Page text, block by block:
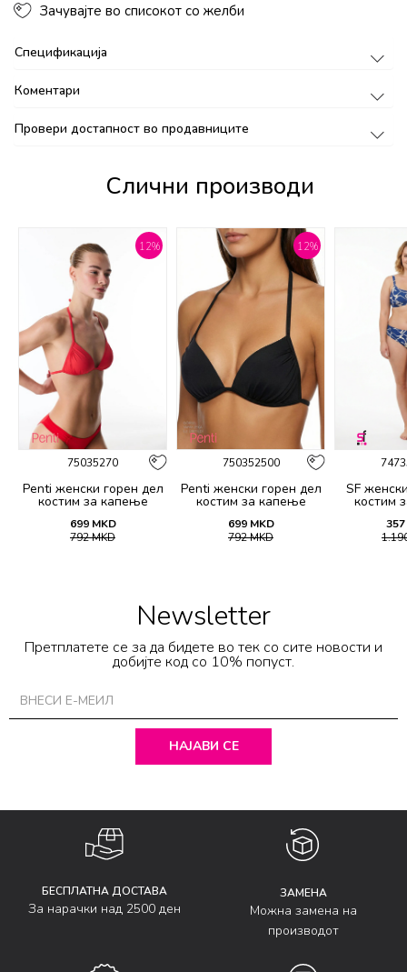
Зачувајте во списокот со желби
Спецификација
Коментари
Провери достапност во продавниците
Слични производи
12%
75035270
Penti женски горeн дел
костим за капење
TOP
699 MKD
792MKD
12%
750352500
Penti женски горeн дел
костим за капење
TOP
699 MKD
792MKD
SF
костим
357
Newsletter
Претплатете се за да бидете во тек со сите новости и
добијте код со 10% попуст.
НАЈАВИ СЕ
БЕСПЛАТНА ДОСТАВА
За нарачки над 2500 ден
ЗАМЕНА
Можна замена на
производот